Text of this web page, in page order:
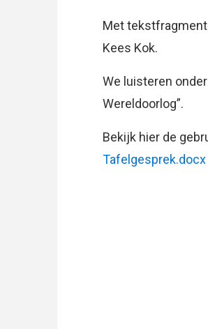
Met
Kees Kok.
We luisteren onder
Wereldoorlog”.
Bekijk hier de
Tafelgesprek.docx